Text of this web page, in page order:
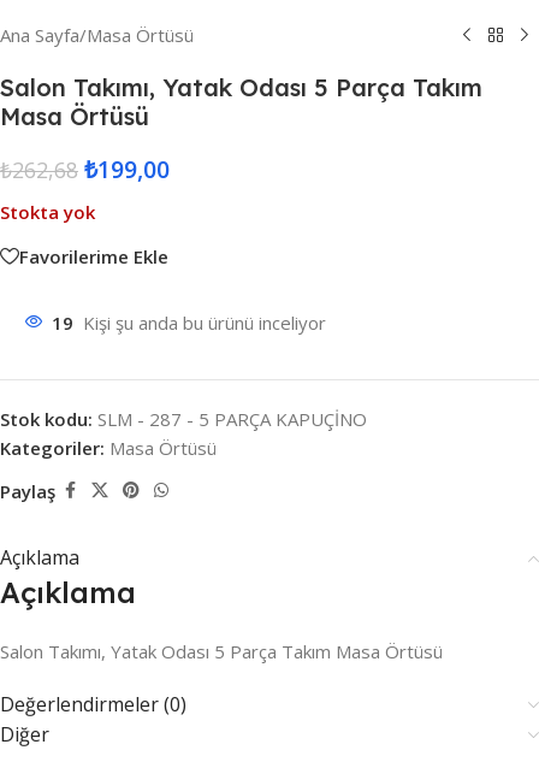
Ana Sayfa/Masa Örtüsü
Salon Takımı, Yatak Odası 5 Parça Takım
Masa Örtüsü
₺262,68 ₺199,00
Stokta yok
Favorilerime Ekle
19 Kişi şu anda bu ürünü inceliyor
Stok kodu: SLM - 287 - 5 PARÇA KAPUÇİNO
Kategoriler: Masa Örtüsü
Paylaş
Açıklama
Açıklama
Salon Takımı, Yatak Odası 5 Parça Takım Masa Örtüsü
Değerlendirmeler (0)
Diğer